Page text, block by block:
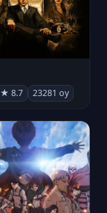
★ 8.7 23281 oy